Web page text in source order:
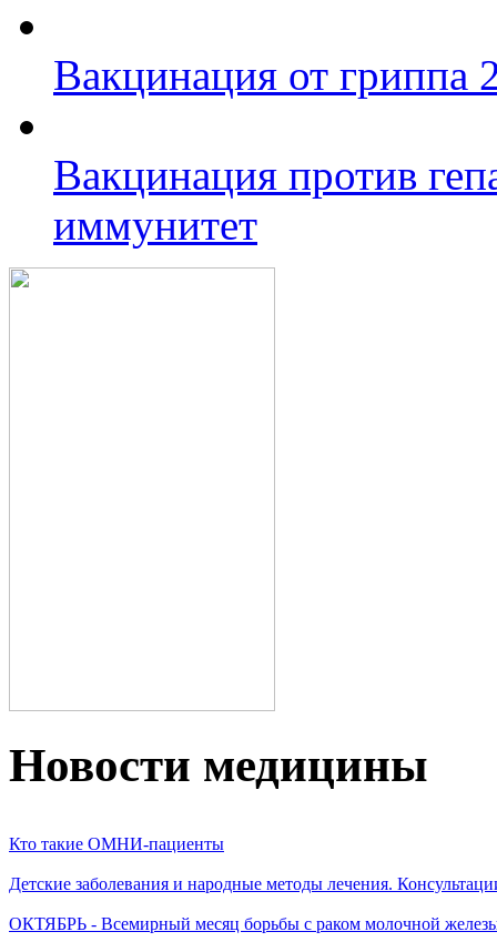
Вакцинация от гриппа
Вакцинация против
иммунитет
Новости медицины
Кто такие ОМНИ-пациенты
Детские заболевания и народные методы лечения.
ОКТЯБРЬ - Всемирный месяц борьбы с раком молочной